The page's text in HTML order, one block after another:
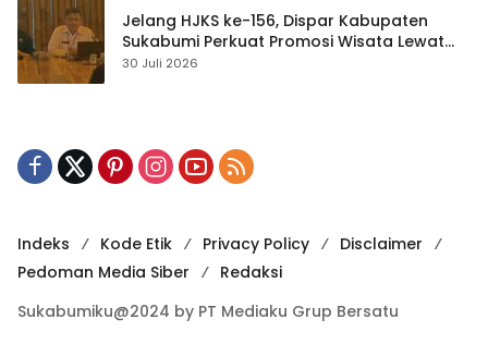
Jelang HJKS ke-156, Dispar Kabupaten
Sukabumi Perkuat Promosi Wisata Lewat
Publikasi Digital
30 Juli 2026
Indeks Kode Etik Privacy Policy
Disclaimer
Pedoman Media Siber
Redaksi
Sukabumiku@2024 by PT Mediaku Grup Bersatu